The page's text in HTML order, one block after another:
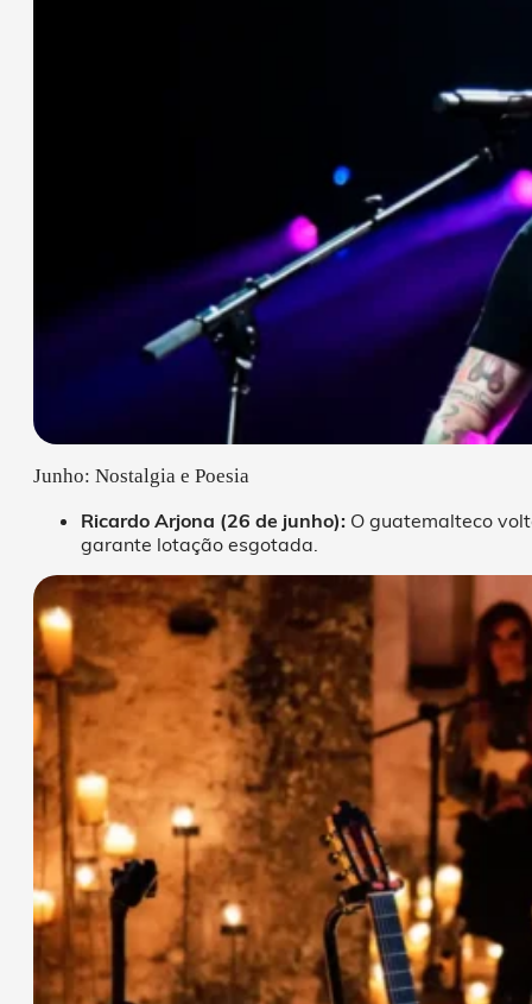
Junho: Nostalgia e Poesia
Ricardo Arjona (26 de junho): O guatemalteco
garante lotação esgotada.